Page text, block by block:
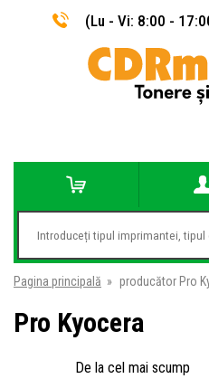
(Lu - Vi: 8:00 -
Pagina principală » producător Pro
Pro Kyocera
De la cel mai scump